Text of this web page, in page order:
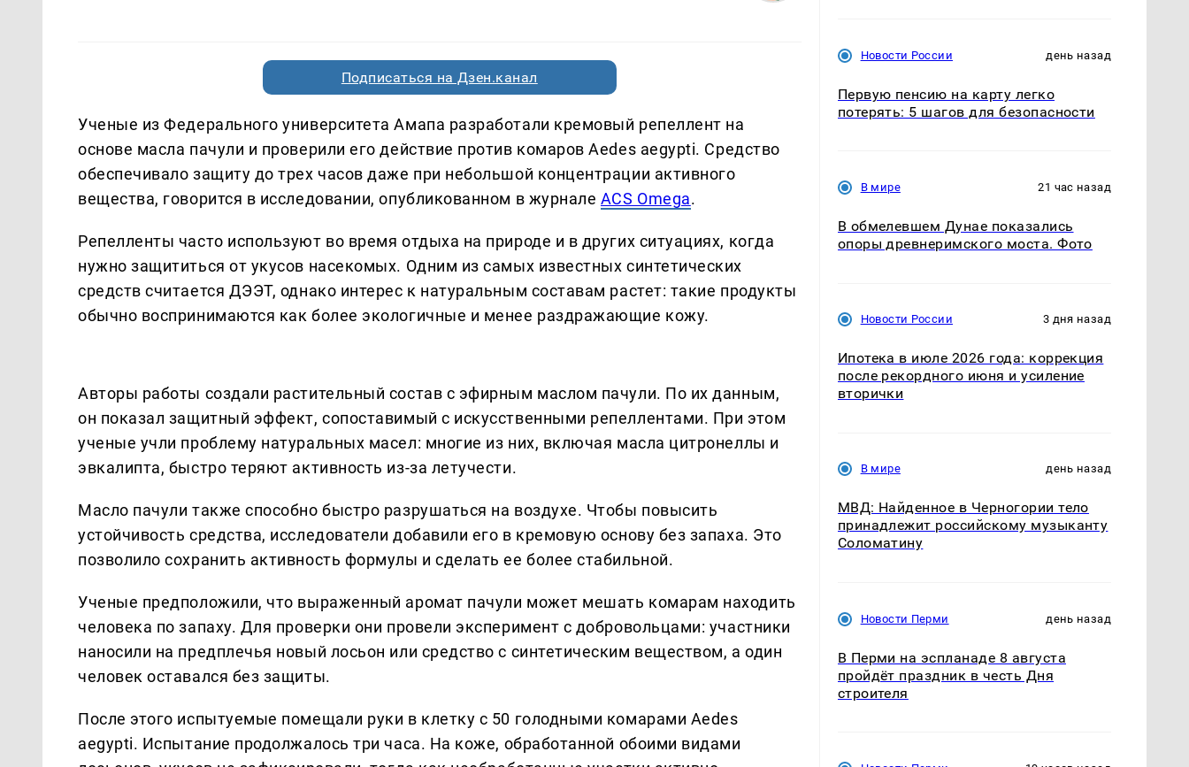
Подписаться на Дзен.канал
Ученые из Федерального университета Амапа разработали кремовый репеллент на
основе масла пачули и проверили его действие против комаров Aedes aegypti. Средство
обеспечивало защиту до трех часов даже при небольшой концентрации активного
вещества, говорится в исследовании, опубликованном в журнале ACS Omega.
Репелленты часто используют во время отдыха на природе и в других ситуациях, когда
нужно защититься от укусов насекомых. Одним из самых известных синтетических
средств считается ДЭЭТ, однако интерес к натуральным составам растет: такие продукты
обычно воспринимаются как более экологичные и менее раздражающие кожу.
Авторы работы создали растительный состав с эфирным маслом пачули. По их данным,
он показал защитный эффект, сопоставимый с искусственными репеллентами. При этом
ученые учли проблему натуральных масел: многие из них, включая масла цитронеллы и
эвкалипта, быстро теряют активность из-за летучести.
Масло пачули также способно быстро разрушаться на воздухе. Чтобы повысить
устойчивость средства, исследователи добавили его в кремовую основу без запаха. Это
позволило сохранить активность формулы и сделать ее более стабильной.
Ученые предположили, что выраженный аромат пачули может мешать комарам находить
человека по запаху. Для проверки они провели эксперимент с добровольцами: участники
наносили на предплечья новый лосьон или средство с синтетическим веществом, а один
человек оставался без защиты.
После этого испытуемые помещали руки в клетку с 50 голодными комарами Aedes
aegypti. Испытание продолжалось три часа. На коже, обработанной обоими видами
Новости России день назад
Первую пенсию на карту легко
потерять: 5 шагов для безопасности
В мире 21 час назад
В обмелевшем Дунае показались
опоры древнеримского моста. Фото
Новости России 3 дня назад
Ипотека в июле 2026 года: коррекция
после рекордного июня и усиление
вторички
В мире день назад
МВД: Найденное в Черногории тело
принадлежит российскому музыканту
Соломатину
Новости Перми день назад
В Перми на эспланаде 8 августа
пройдёт праздник в честь Дня
строителя